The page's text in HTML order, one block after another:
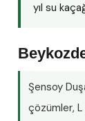
yıl su
Şensoy
çözümler, L